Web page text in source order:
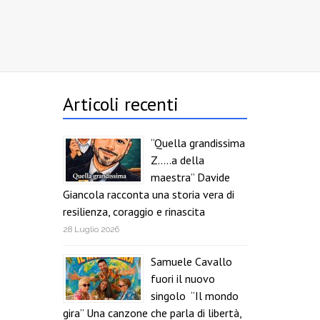
Articoli recenti
“Quella grandissima
Z…..a della
maestra” Davide
Giancola racconta una storia vera di
resilienza, coraggio e rinascita
28 Luglio 2026
Samuele Cavallo
fuori il nuovo
singolo “Il mondo
gira” Una canzone che parla di libertà,